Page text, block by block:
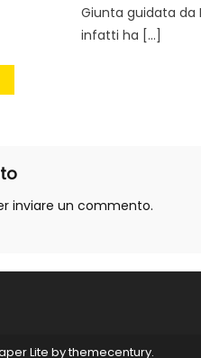
Giunta guidata da
infatti ha […]
inviare un commento.
Lite bythemecentury.